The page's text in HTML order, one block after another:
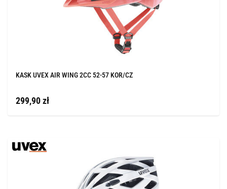
KASK UVEX AIR WING 2CC 52-57 KOR/CZ
299,90 zł